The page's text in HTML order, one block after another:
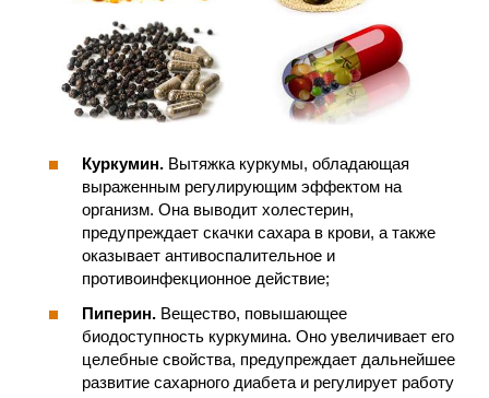
Куркумин. Вытяжка куркумы, обладающая
выраженным регулирующим эффектом на
организм. Она выводит холестерин,
предупреждает скачки сахара в крови, а также
оказывает антивоспалительное и
противоинфекционное действие;
Пиперин. Вещество, повышающее
биодоступность куркумина. Оно увеличивает его
целебные свойства, предупреждает дальнейшее
развитие сахарного диабета и регулирует работу